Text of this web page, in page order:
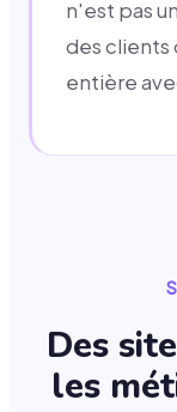
n'est pas
des clients
entière
Des
les